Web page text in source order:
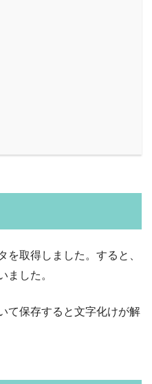
を取得しました。すると、
ました。
て保存すると文字化けが解